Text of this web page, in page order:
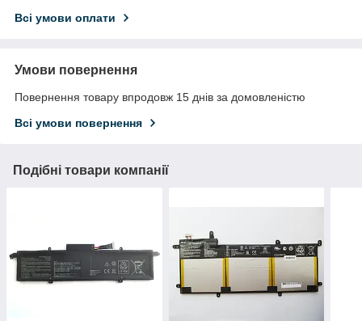
Всі умови оплати
Умови повернення
Повернення товару впродовж 15 днів за домовленістю
Всі умови повернення
Подібні товари компанії